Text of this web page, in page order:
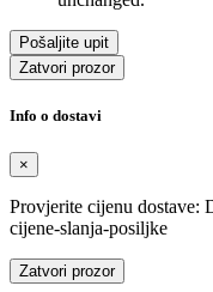
Zatvori prozor
Info o dostavi
×
Provjerite cijenu dostave:
cijene-slanja-posiljke
Zatvori prozor